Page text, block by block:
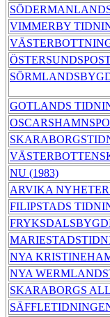
VIMMERBY
GOTLANDS
NU (1983)
ARVIKA NYHETER
FILIPSTADS
NYA
NYA
SKARABORGS